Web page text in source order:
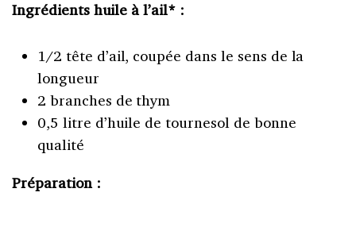
Ingrédients huile à l’ail* :
1/2 tête d’ail, coupée dans le sens de la
longueur
2 branches de thym
0,5 litre d’huile de tournesol de bonne
qualité
Préparation :